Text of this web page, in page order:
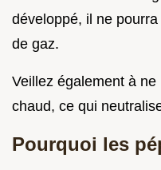
développé, il ne
de gaz.
Veillez également à
chaud, ce qui
Pourquoi les